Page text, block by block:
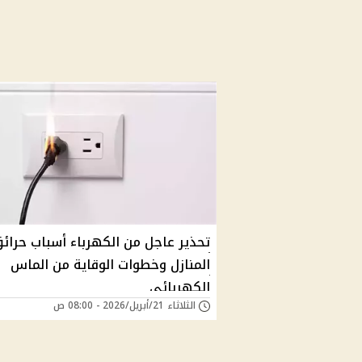
تحذير عاجل من الكهرباء أسباب
المنازل وخطوات الوقاية من الماس
الكهربائي
الثلاثاء 21/أبريل/2026 - 08:00 ص